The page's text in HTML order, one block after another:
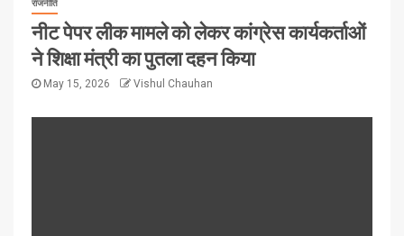
राजनीति
नीट पेपर लीक मामले को लेकर कांग्रेस कार्यकर्ताओं
ने शिक्षा मंत्री का पुतला दहन किया
May 15, 2026 Vishul Chauhan